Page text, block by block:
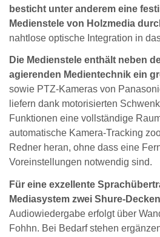
besticht unter anderem eine
Medienstele von Holzmedia
nahtlose optische Integration in
Die Medienstele enthält neben
agierenden Medientechnik ein
sowie PTZ-Kameras von
liefern dank motorisierten
Funktionen eine vollständige
automatische Kamera-Tracking
Redner heran, ohne dass eine
Voreinstellungen notwendig sind.
Für eine exzellente
Mediasystem zwei Shure-
Audiowiedergabe erfolgt über
Fohhn. Bei Bedarf stehen